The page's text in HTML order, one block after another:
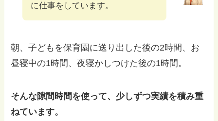
に仕事をしています。
朝、子どもを保育園に送り出した後の2時間、お
昼寝中の1時間、夜寝かしつけた後の1時間。
そんな隙間時間を使って、少しずつ実績を積み重
ねています。